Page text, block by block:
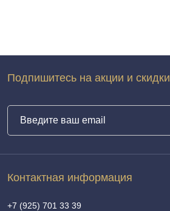
Контактная информация
+7 (925) 701 33 39
Подпишитесь на акции и скидки